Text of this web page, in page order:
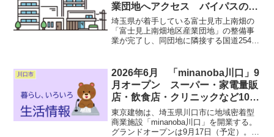
業団地へアクセス バイパスの向
かい側に大型商業施設「ららぽー
と富士見」、関越道などのインタ
ーチェンジにも近く利便性が高く
埼玉県が着手している富士見市上南畑の
「富士見上南畑地区産業団地」の整備事
業が完了し、同団地に隣接する国道254号
た信号機の点灯式が3月26日、同団地で開
かれた。 同団...
川口市
2026年6月 「minanoba川口」9
月オープン スーパー・家電量販
店・飲食店・クリニックなど10店
舗の出店が決定！
東京建物は、埼玉県川口市に地域密着型
商業施設「minanoba川口」を開業する。
グランドオープンは9月17日（予定）。出